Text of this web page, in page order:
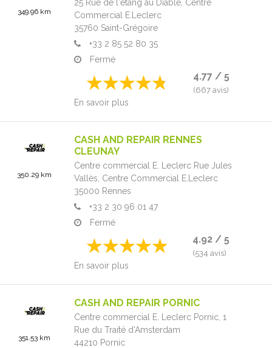
349.96 km
25 Rue de l'étang au Diable, Centre
Commercial E.Leclerc
35760 Saint-Grégoire
+33 2 85 52 80 35
Fermé
4.77 / 5
(667 avis)
En savoir plus
350.29 km
CASH AND REPAIR RENNES
CLEUNAY
Centre commercial E. Leclerc Rue Jules
Vallès, Centre Commercial E.Leclerc
35000 Rennes
+33 2 30 96 01 47
Fermé
4.92 / 5
(534 avis)
En savoir plus
351.53 km
CASH AND REPAIR PORNIC
Centre commercial E. Leclerc Pornic, 1
Rue du Traité d'Amsterdam
44210 Pornic